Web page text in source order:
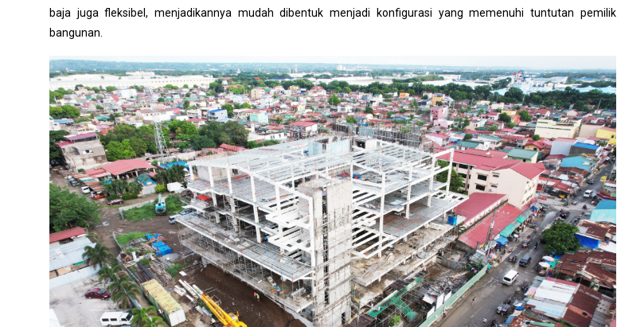
baja juga fleksibel, menjadikannya mudah dibentuk menjadi konfigurasi yang memenuhi tuntutan pemilik
bangunan.